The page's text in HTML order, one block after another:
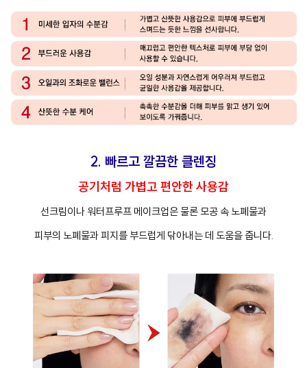
2. 빠르고 깔끔한 클렌징
공기처럼 가볍고 편안한 사용감
선크림이나 워터프루프 메이크업은 물론 모공 속 노폐물과
피부의 노폐물과 피지를 부드럽게 닦아내는 데 도움을 줍니다.